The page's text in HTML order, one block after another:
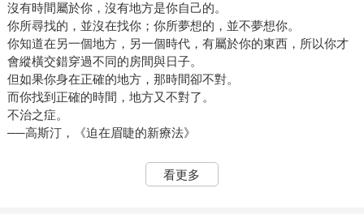
沒有時間屬於你，沒有地方是你自己的。
你所尋找的，並沒在找你；你所夢想的，並不夢想你。
你知道在另一個地方，另一個時代，有屬於你的東西，所以你才
會縱橫交錯穿過不同的房間與日子。
但如果你身在正確的地方，那時間卻不對。
而你找到正確的時間，地方又不對了。
不治之症。
──高斯汀，《迫在眉睫的新療法》
看更多